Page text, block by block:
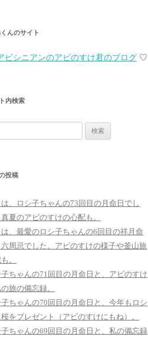
んのサイト
ビシニアンのアビのすけ君のブログ ♡
内検索
投稿
、ロシ子ちゃんの73回目の月命日でし
夏のアビのすけの心配も。
、最愛のロシ子ちゃんの6回目の祥月命
周忌でした。アビのすけの様子や釜山旅
。
ちゃんの71回目の月命日と、アビのすけ
旅の備忘録。
ちゃんの70回目の月命日と、今年もロシ
をプレゼント（アビのすけにもね）。
ちゃんの69回目の月命日と、私の備忘録